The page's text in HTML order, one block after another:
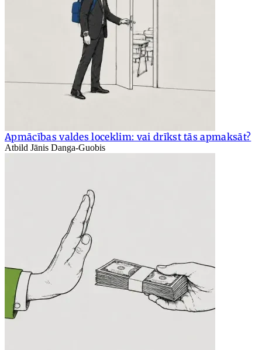
Apmācības valdes loceklim: vai drīkst tās apmaksāt?
Atbild Jānis Danga-Guobis